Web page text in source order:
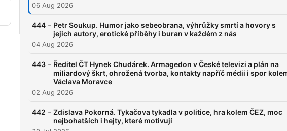
06 Aug 2026
444 - Petr Soukup. Humor jako sebeobrana, výhrůžky smrtí a hovory s
jejich autory, erotické příběhy i buran v každém z nás
04 Aug 2026
443 - Ředitel ČT Hynek Chudárek. Armagedon v České televizi a plán na
miliardový škrt, ohrožená tvorba, kontakty napříč médii i spor
Václava Moravce
02 Aug 2026
442 - Zdislava Pokorná. Tykačova tykadla v politice, hra kolem ČEZ, moc
nejbohatších i hejty, které motivují